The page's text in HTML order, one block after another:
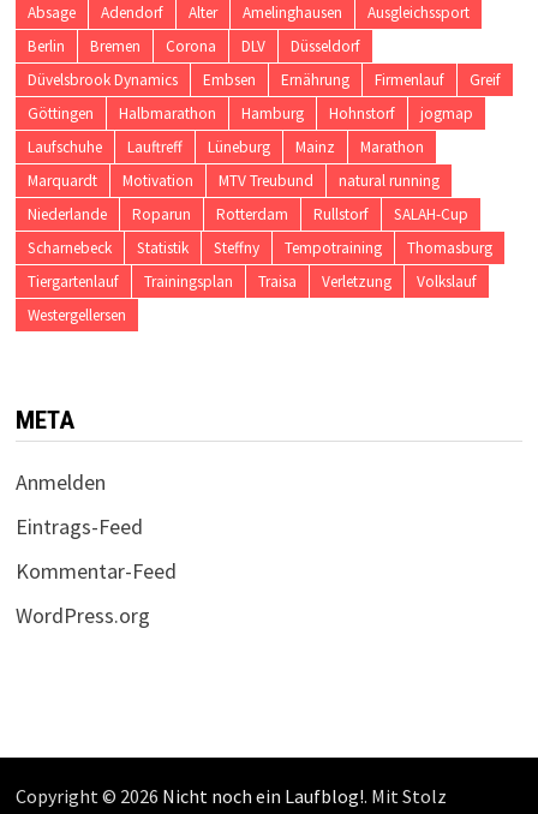
Absage Adendorf Alter Amelinghausen
Ausgleichssport
Berlin
Bremen Corona DLV
Düsseldorf
Düvelsbrook Dynamics
Embsen Ernährung Firmenlauf
Greif
Göttingen
Halbmarathon Hamburg Hohnstorf
jogmap
Laufschuhe
Lauftreff Lüneburg Mainz
Marathon
Marquardt
Motivation MTV Treubund
natural running
Niederlande
Roparun Rotterdam Rullstorf
SALAH-Cup
Scharnebeck
Statistik Steffny Tempotraining
Thomasburg
Tiergartenlauf
Trainingsplan Traisa Verletzung
Volkslauf
Westergellersen
META
Anmelden
Eintrags-Feed
Kommentar-Feed
WordPress.org
Copyright © 2026 Nicht noch ein Laufblog!. Mit Stolz